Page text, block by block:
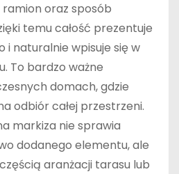
oraz sposób
temu całość prezentuje
i naturalnie wpisuje się w
To bardzo ważne
domach, gdzie
odbiór całej przestrzeni.
markiza nie sprawia
dodanego elementu, ale
aranżacji tarasu lub